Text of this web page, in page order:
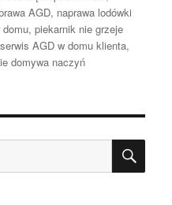
AGD, naprawa lodówki
domu,piekarnik nie grzeje
serwis AGD w domu klienta,
domywa naczyń